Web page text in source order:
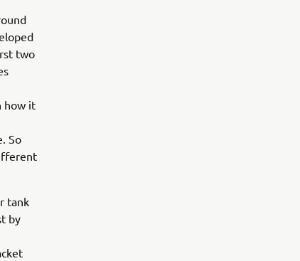
two
how it
So
tank
by